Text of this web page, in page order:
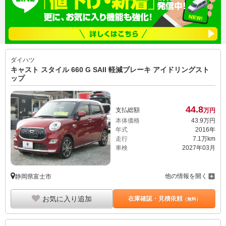
ダイハツ
キャスト スタイル 660 G SAII 軽減ブレーキ アイドリングスト
ップ
支払総額 44.8万円
本体価格
43. 9万円
年式
2016年
走行
7.1万km
車検
2027年03月
静岡県富士市 他の情報を開く
お気に入り追加 在庫確認・見積依頼（無料）